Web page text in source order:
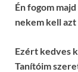
Én fogom
nekem kell azt
Ezért kedves
Tanítóim